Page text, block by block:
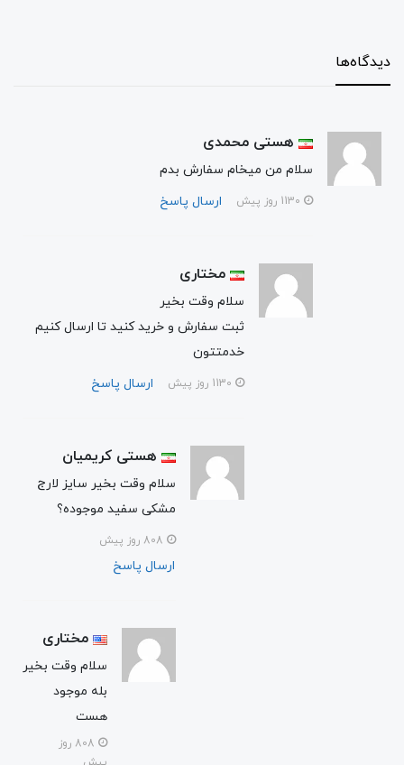
دیدگاه‌ها
هستی محمدی
سلام من میخام سفارش بدم
ارسال پاسخ
مختاری
سلام وقت بخیر
ثبت سفارش و خرید کنید تا ارسال کنیم
خدمتتون
ارسال پاسخ
هستی کریمیان
سلام وقت بخیر سایز لارج
مشکی سفید موجوده؟
ارسال پاسخ
مختاری
سلام وقت بخیر
بله موجود
هست
808 روز